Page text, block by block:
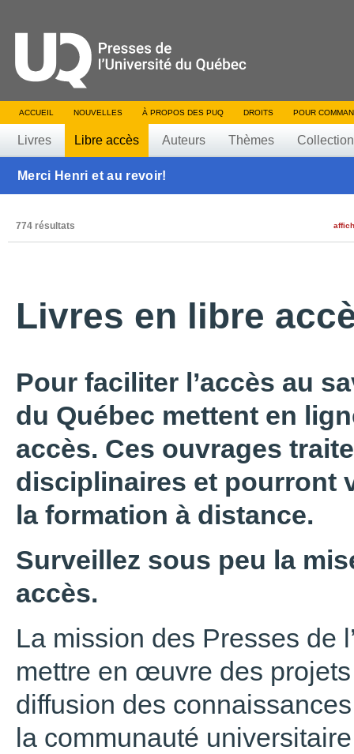
ACCUEIL NOUVELLES À PROPOS DES PUQ DROITS POUR
Livres Libre accès Auteurs Thèmes
Merci Henri et au revoir!
774 résultats
Livres en libre
Pour faciliter l’accès au
du Québec mettent en
accès. Ces ouvrages
disciplinaires et pourront
la formation à distance.
Surveillez sous peu la
accès.
La mission des Presses de
mettre en œuvre des
diffusion des
la communauté